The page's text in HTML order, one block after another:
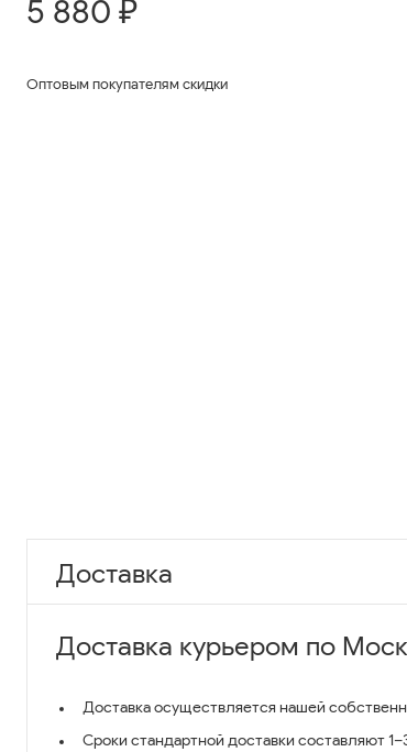
5 880 ₽
Оптовым покупателям скидки
Доставка
Доставка курьером по
Доставка осуществляется нашей
Сроки стандартной доставки составляют